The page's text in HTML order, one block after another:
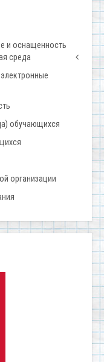
и оснащенность
среда
обучающихся
организации